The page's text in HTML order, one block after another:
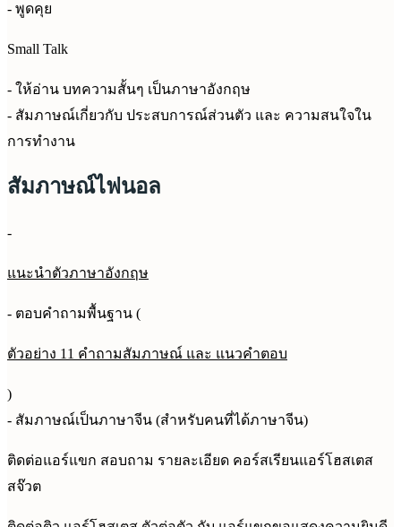
- พูดคุย
Small Talk
- ให้อ่าน บทความสั้นๆ เป็นภาษาอังกฤษ
- สัมภาษณ์เกี่ยวกับ ประสบการณ์ส่วนตัว และ ความสนใจใน
การทำงาน
สัมภาษณ์ไฟนอล
-
แนะนำตัวภาษาอังกฤษ
- ตอบคำถามพื้นฐาน (
ตัวอย่าง 11 คำถามสัมภาษณ์ และ แนวคำตอบ
)
- สัมภาษณ์เป็นภาษาจีน (สำหรับคนที่ได้ภาษาจีน)
ติดต่อแอร์แขก สอบถาม รายละเอียด คอร์สเรียนแอร์โฮสเตส
สจ๊วต